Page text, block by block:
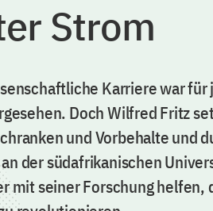
Strom
Karriere war
Doch Wilfred Fritz
und Vorbehalte und
der südafrikanischen
mit seiner Forschung helfen,